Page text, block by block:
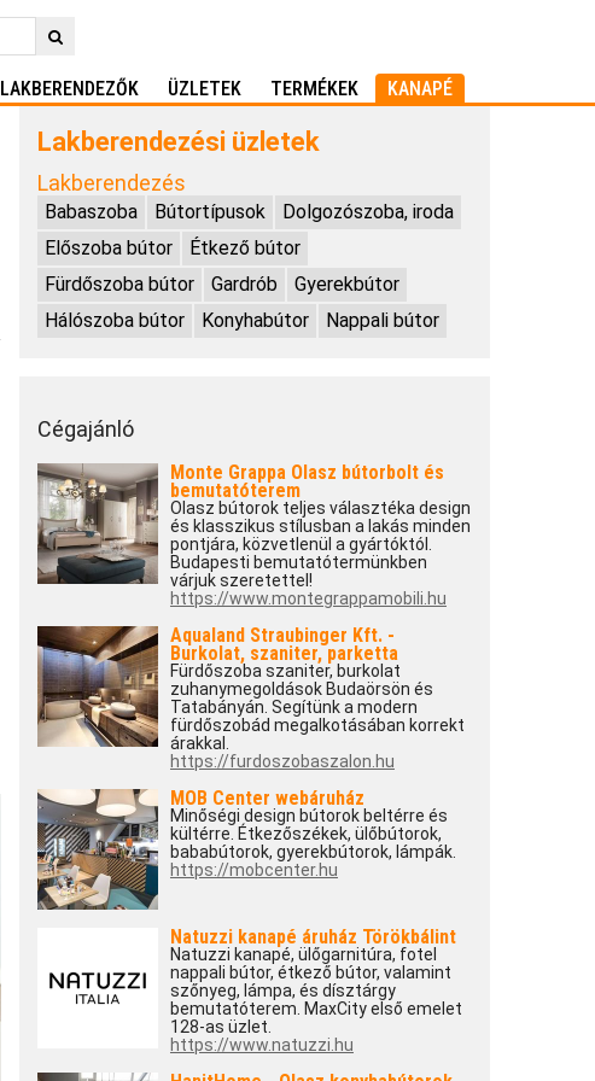
LAKBERENDEZŐK ÜZLETEK TERMÉKEK KANAPÉ
Lakberendezési üzletek
Lakberendezés
Babaszoba Bútortípusok
Dolgozószoba, iroda
Előszoba bútor
Étkező bútor
Fürdőszoba bútor
Gardrób
Gyerekbútor
Hálószoba bútor
Konyhabútor Nappali bútor
Cégajánló
Monte Grappa Olasz bútorbolt és
bemutatóterem
Olasz bútorok teljes választéka design
és klasszikus stílusban a lakás minden
pontjára, közvetlenül a gyártóktól.
Budapesti bemutatótermünkben
várjuk szeretettel!
https://www.montegrappamobili.hu
Aqualand Straubinger Kft. -
Burkolat, szaniter, parketta
Fürdőszoba szaniter, burkolat
zuhanymegoldások Budaörsön és
Tatabányán. Segítünk a modern
fürdőszobád megalkotásában korrekt
árakkal.
https://furdoszobaszalon.hu
MOB Center webáruház
Minőségi design bútorok beltérre és
kültérre. Étkezőszékek, ülőbútorok,
bababútorok, gyerekbútorok, lámpák.
https://mobcenter.hu
Natuzzi kanapé áruház Törökbálint
Natuzzi kanapé, ülőgarnitúra, fotel
nappali bútor, étkező bútor, valamint
szőnyeg, lámpa, és dísztárgy
bemutatóterem. MaxCity első emelet
128-as üzlet.
https://www.natuzzi.hu